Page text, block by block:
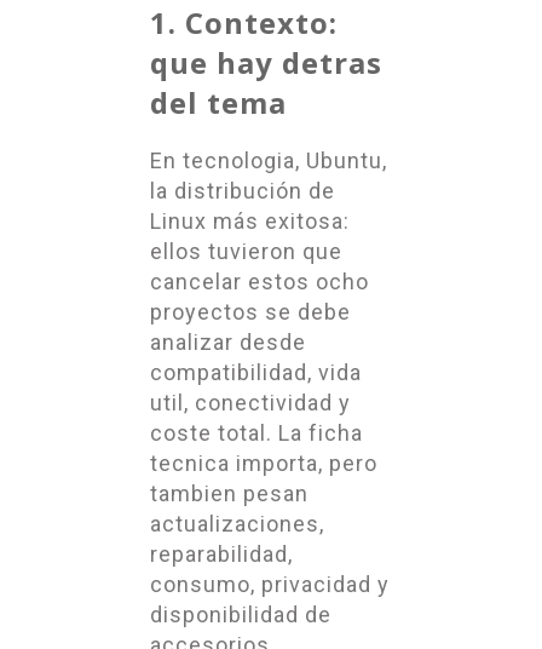
1. Contexto:
que hay detras
del tema
En tecnologia, Ubuntu,
la distribución de
Linux más exitosa:
ellos tuvieron que
cancelar estos ocho
proyectos se debe
analizar desde
compatibilidad, vida
util, conectividad y
coste total. La ficha
tecnica importa, pero
tambien pesan
actualizaciones,
reparabilidad,
consumo, privacidad y
disponibilidad de